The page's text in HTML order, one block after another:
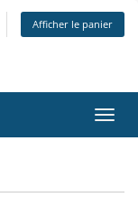
Afficher le panier
la